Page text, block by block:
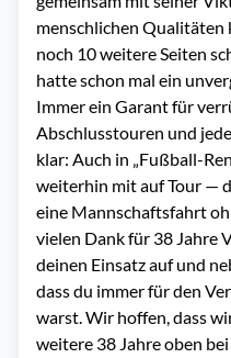
menschlichen Qualitäten
noch 10 weitere Seiten
hatte schon mal ein
Immer ein Garant für
Abschlusstouren und
klar: Auch in „Fußball-
weiterhin mit auf Tour —
eine Mannschaftsfahrt
vielen Dank für 38 Jahre
deinen Einsatz auf und
dass du immer für den
warst. Wir hoffen, dass
weitere 38 Jahre oben